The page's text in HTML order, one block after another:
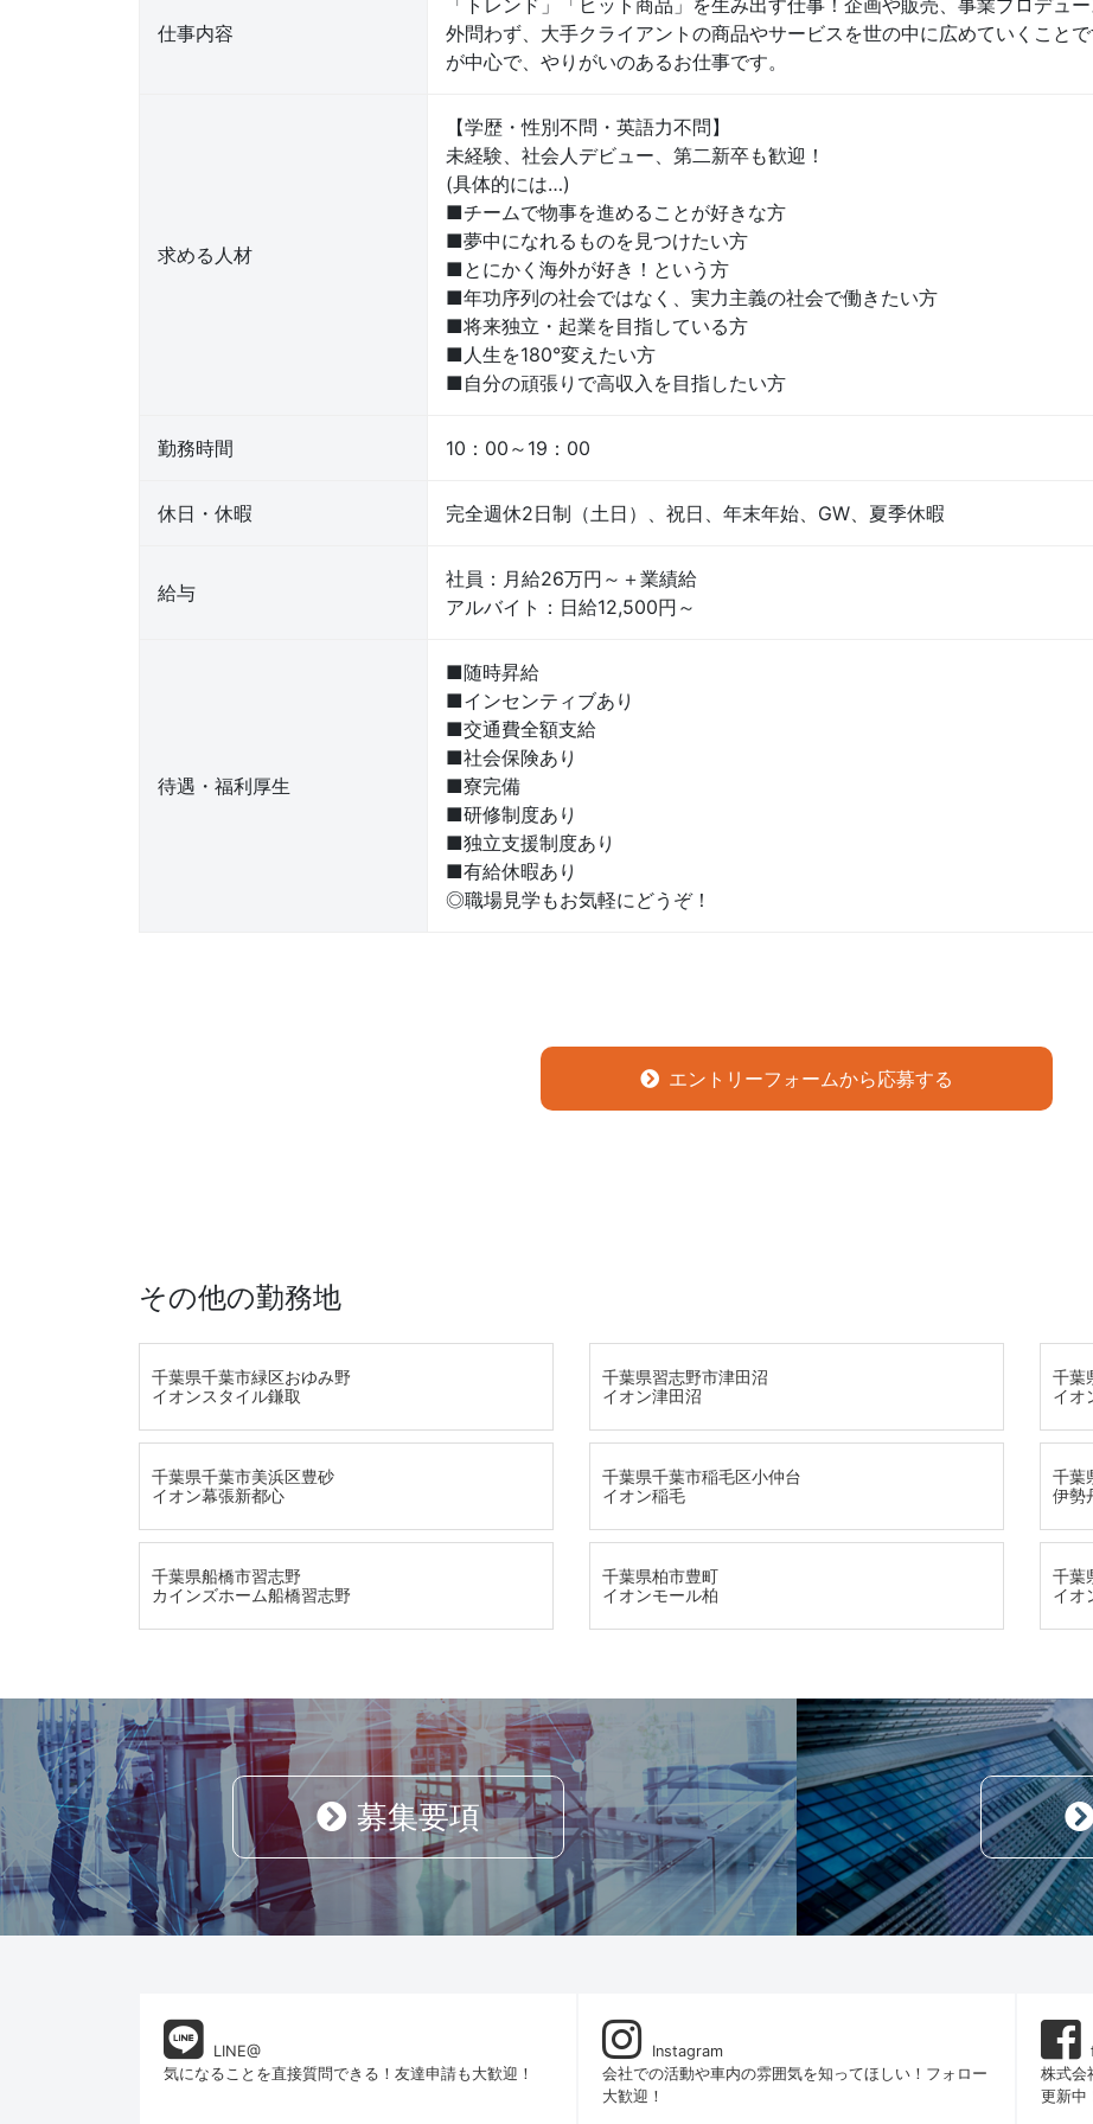
仕事内容
「トレンド」「ヒット商品」を生み出す仕事！企画や販売、事業プロデュ
外問わず、大手クライアントの商品やサービスを世の中に広めていくこと
が中心で、やりがいのあるお仕事です。
求める人材
【学歴・性別不問・英語力不問】
未経験、社会人デビュー、第二新卒も歓迎！
(具体的には…)
■チームで物事を進めることが好きな方
■夢中になれるものを見つけたい方
■とにかく海外が好き！という方
■年功序列の社会ではなく、実力主義の社会で働きたい方
■将来独立・起業を目指している方
■人生を180°変えたい方
■自分の頑張りで高収入を目指したい方
勤務時間 10：00～19：00
休日・休暇 完全週休2日制（土日）、祝日、年末年始、GW、夏季休暇
給与
社員：月給26万円～＋業績給
アルバイト：日給12,500円～
待遇・福利厚生
■随時昇給
■インセンティブあり
■交通費全額支給
■社会保険あり
■寮完備
■研修制度あり
■独立支援制度あり
■有給休暇あり
◎職場見学もお気軽にどうぞ！
エントリーフォームから応募する
その他の勤務地
千葉県千葉市緑区おゆみ野
イオンスタイル鎌取
千葉県習志野市津田沼
イオン津田沼
千葉
イオ
千葉県千葉市美浜区豊砂
イオン幕張新都心
千葉県千葉市稲毛区小仲台
イオン稲毛
千葉
伊勢
千葉県船橋市習志野
カインズホーム船橋習志野
千葉県柏市豊町
イオンモール柏
千葉
イオ
募集要項
LINE@
気になることを直接質問できる！友達申請も大歓迎！
Instagram
会社での活動や車内の雰囲気を知ってほしい！フォロー
大歓迎！
株式会
更新中